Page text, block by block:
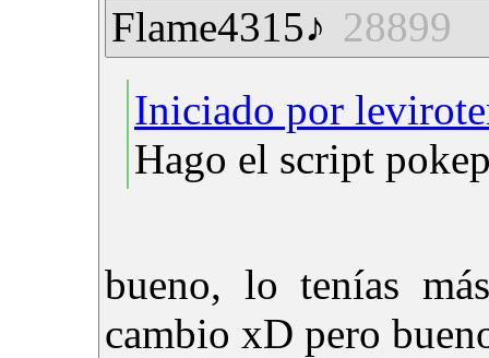
Flame4315♪ 28899
Iniciado por
Hago el script
bueno, lo tenías
cambio xD pero